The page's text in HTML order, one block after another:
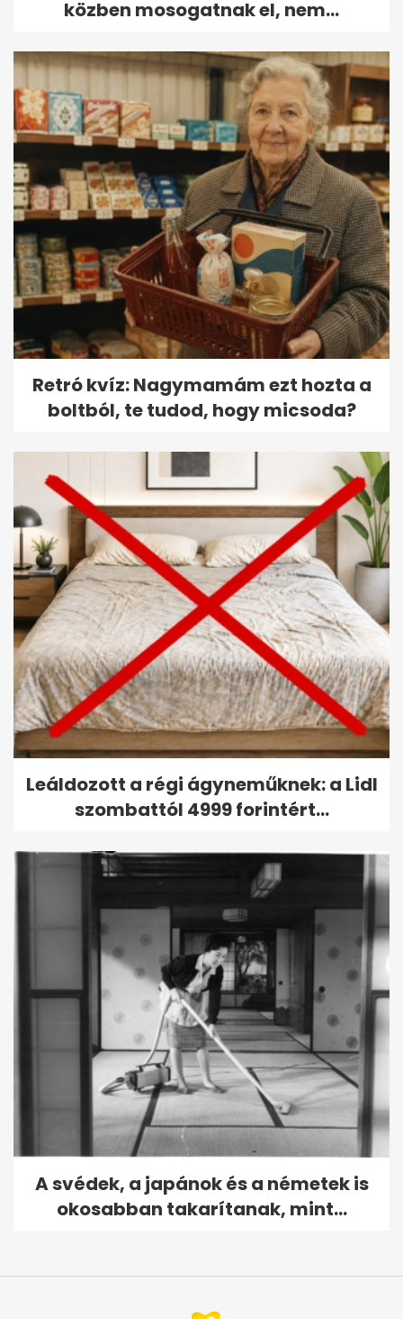
közben mosogatnak el, nem...
Retró kvíz: Nagymamám ezt hozta a
boltból, te tudod, hogy micsoda?
Leáldozott a régi ágyneműknek: a Lidl
szombattól 4999 forintért...
A svédek, a japánok és a németek is
okosabban takarítanak, mint...